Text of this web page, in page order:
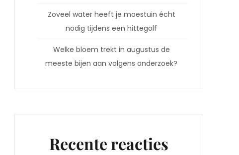
Zoveel water heeft je moestuin écht
nodig tijdens een hittegolf
Welke bloem trekt in augustus de
meeste bijen aan volgens onderzoek?
Recente reacties